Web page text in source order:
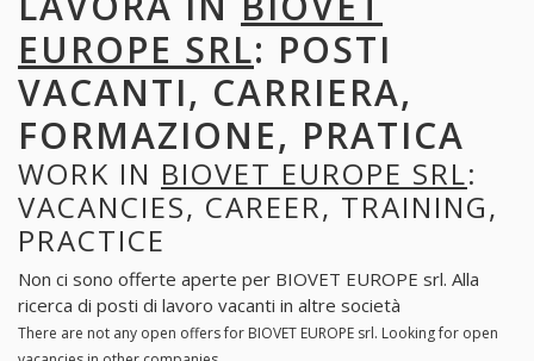
EUROPE SRL: POSTI
VACANTI, CARRIERA,
FORMAZIONE, PRATICA
WORK IN BIOVET EUROPE SRL:
VACANCIES, CAREER, TRAINING,
PRACTICE
Non ci sono offerte aperte per BIOVET EUROPE srl. Alla
ricerca di posti di lavoro vacanti in altre società
There are not any open offers for BIOVET EUROPE srl. Looking for open